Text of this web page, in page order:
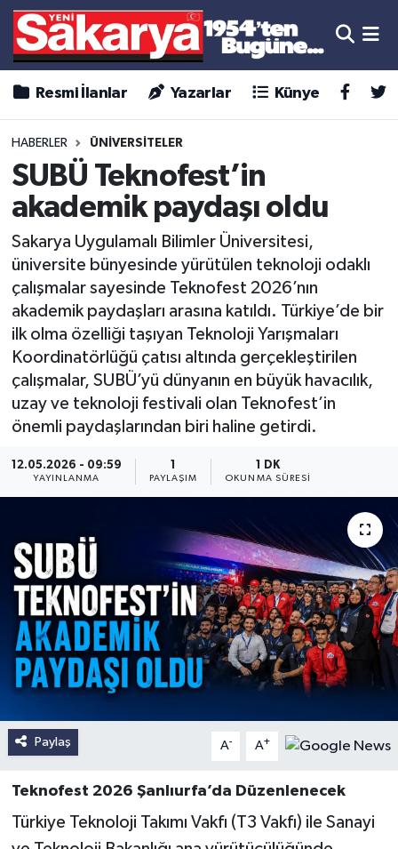
Resmi İlanlar Yazarlar Künye
HABERLER ÜNİVERSİTELER
SUBÜ Teknofest’in
akademik paydaşı oldu
Sakarya Uygulamalı Bilimler Üniversitesi,
üniversite bünyesinde yürütülen teknoloji odaklı
çalışmalar sayesinde Teknofest 2026’nın
akademik paydaşları arasına katıldı. Türkiye’de bir
ilk olma özelliği taşıyan Teknoloji Yarışmaları
Koordinatörlüğü çatısı altında gerçekleştirilen
çalışmalar, SUBÜ’yü dünyanın en büyük havacılık,
uzay ve teknoloji festivali olan Teknofest’in
önemli paydaşlarından biri haline getirdi.
12.05.2026 - 09:59
YAYINLANMA PAYLAŞIM
1 DK
OKUNMA SÜRESI
Paylaş A- A+
Teknofest 2026 Şanlıurfa’da Düzenlenecek
Türkiye Teknoloji Takımı Vakfı (T3 Vakfı) ile Sanayi